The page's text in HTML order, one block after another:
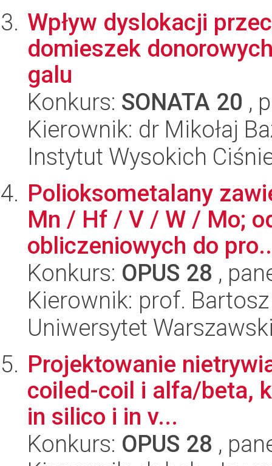
Wpływ dyslokacji
domieszek
galu
Konkurs: SONATA 20 ,
Kierownik: dr Mikołaj
Instytut Wysokich
Polioksometalany
Mn / Hf / V / W / Mo;
obliczeniowych do
Konkurs: OPUS 28 ,
Kierownik: prof.
Uniwersytet
Projektowanie
coiled-coil i alfa/beta,
in silico i in v...
Konkurs: OPUS 28 ,